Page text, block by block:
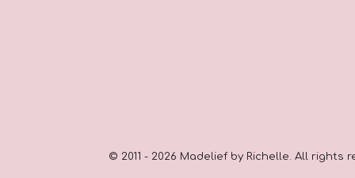
© 2011 - 2026 Madelief by Richelle. All rights